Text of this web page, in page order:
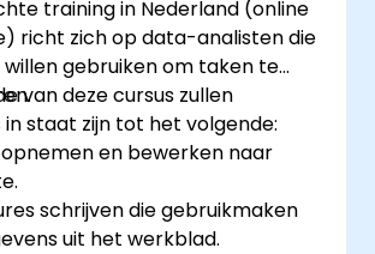
en krachtige mogelijkheden
en rapportage te
training in Nederland (online
richt zich op data-analisten die
willen gebruiken om taken te
van deze cursus zullen
staat zijn tot het volgende:
en bewerken naar
schrijven die gebruikmaken
uit het werkblad.